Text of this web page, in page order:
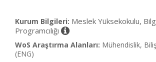
Kurum Bilgileri: Meslek Yüksekokulu,
Programcılığı
WoS Araştırma Alanları: Mühendislik,
(ENG)